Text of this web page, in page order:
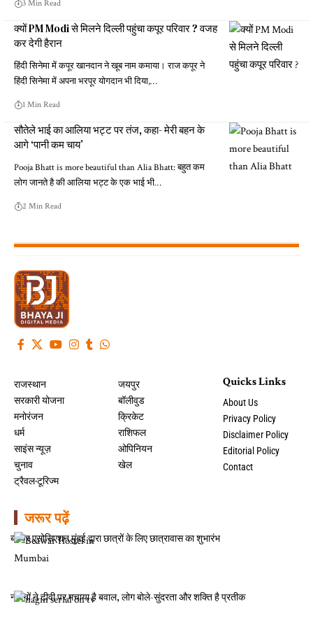
3 Min Read
क्यों PM Modi से मिलने दिल्ली पहुंचा कपूर परिवार ? वजह
कर देगी हैरान
हिंदी सिनेमा में कपूर खानदान ने खूब नाम कमाया। राज कपूर ने
हिंदी सिनेमा में अपना भरपूर योगदान भी दिया,…
1 Min Read
सौतेले भाई का आलिया भट्ट पर तंज, कहा- मेरी बहन के
आगे ‘पानी कम चाय’
Pooja Bhatt is more beautiful than Alia Bhatt: बहुत कम
लोग जानते है की आलिया भट्ट के एक भाई भी…
2 Min Read
राजस्थान
सरकारी योजना
मनोरंजन
धर्म
साइंस न्यूज़
चुनाव
ट्रैवल-टूरिज्म
जयपुर
बॉलीवुड
क्रिकेट
राशिफल
ओपिनियन
खेल
Quicks Links
About Us
Privacy Policy
Disclaimer Policy
Editorial Policy
Contact
जरूर पढ़ें
ब्यावर एसोसिएशन मुंबई द्वारा छात्रों के लिए छात्रावास का शुभारंभ
नगीनों ने टीवी पर मचाया है बवाल, लोग बोले-सुंदरता और शक्ति है प्रतीक